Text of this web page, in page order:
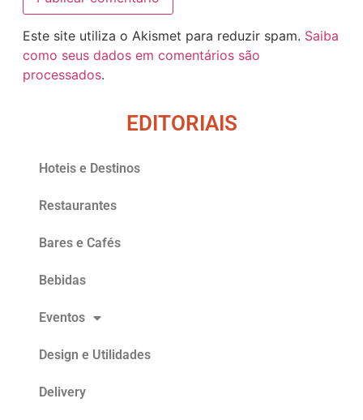
Este site utiliza o Akismet para reduzir spam. Saiba
como seus dados em comentários são
processados.
EDITORIAIS
Hoteis e Destinos
Restaurantes
Bares e Cafés
Bebidas
Eventos
Design e Utilidades
Delivery